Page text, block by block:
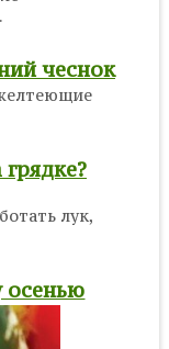
чеснок
лук,
осенью